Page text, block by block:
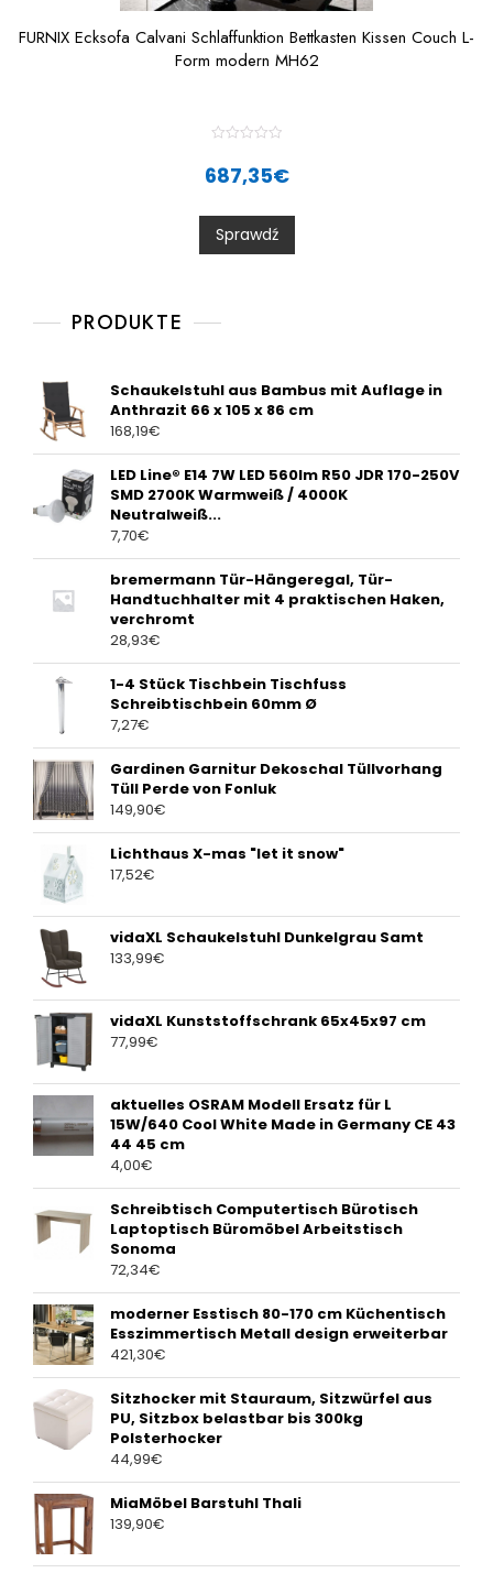
FURNIX Ecksofa Calvani Schlaffunktion Bettkasten Kissen Couch L-
Form modern MH62
a
t
0
o
u
t
687,35€
Sprawdź
PRODUKTE
Schaukelstuhl aus Bambus mit Auflage in
Anthrazit 66 x 105 x 86 cm
168,19€
LED Line® E14 7W LED 560lm R50 JDR 170-250V
SMD 2700K Warmweiß / 4000K
Neutralweiß...
7,70€
bremermann Tür-Hängeregal, Tür-
Handtuchhalter mit 4 praktischen Haken,
verchromt
28,93€
1-4 Stück Tischbein Tischfuss
Schreibtischbein 60mm Ø
7,27€
Gardinen Garnitur Dekoschal Tüllvorhang
Tüll Perde von Fonluk
149,90€
Lichthaus X-mas "let it snow"
17,52€
vidaXL Schaukelstuhl Dunkelgrau Samt
133,99€
vidaXL Kunststoffschrank 65x45x97 cm
77,99€
aktuelles OSRAM Modell Ersatz für L
15W/640 Cool White Made in Germany CE 43
44 45 cm
4,00€
Schreibtisch Computertisch Bürotisch
Laptoptisch Büromöbel Arbeitstisch
Sonoma
72,34€
moderner Esstisch 80-170 cm Küchentisch
Esszimmertisch Metall design erweiterbar
421,30€
Sitzhocker mit Stauraum, Sitzwürfel aus
PU, Sitzbox belastbar bis 300kg
Polsterhocker
44,99€
MiaMöbel Barstuhl Thali
139,90€